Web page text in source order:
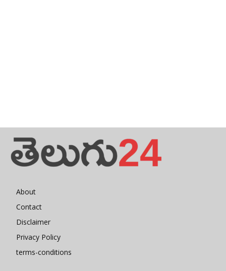
About
Contact
Disclaimer
Privacy Policy
terms-conditions